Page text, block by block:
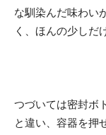
な馴染んだ味わい
く、ほんの少しだ
つづいては密封ボ
と違い、容器を押